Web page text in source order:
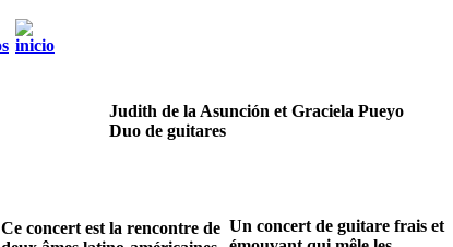
Judith de la Asunción et Graciela Pueyo
Duo de guitares
Ce concert est la rencontre de Un concert de guitare frais et